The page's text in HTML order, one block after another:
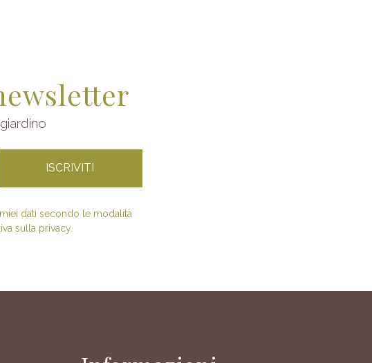
dati secondo le modalità
sulla privacy.